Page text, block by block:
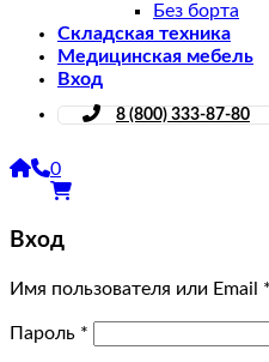
Без борта
Складская техника
Медицинская мебель
Вход
8 (800) 333-87-80
0
Вход
Имя пользователя или Email *
Пароль *